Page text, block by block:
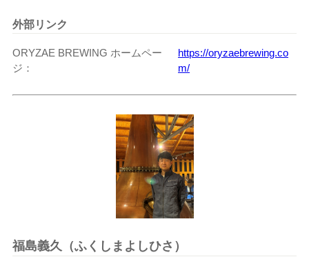
外部リンク
ORYZAE BREWING ホームペー
ジ
https://oryzaebrewing.co
m/
福島義久（ふくしまよしひさ）